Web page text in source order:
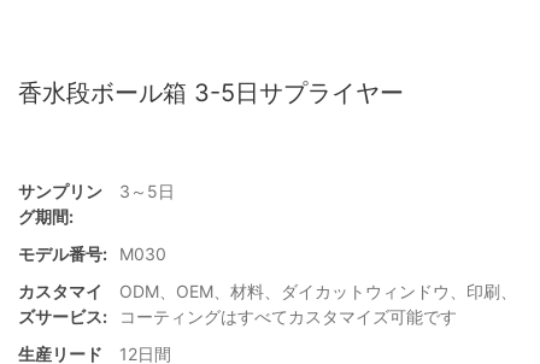
香水段ボール箱 3-5日サプライヤー
サンプリン
グ期間:
3～5日
モデル番号:
M030
カスタマイ
ズサービス:
ODM、OEM、材料、ダイカットウィンドウ、印刷、
コーティングはすべてカスタマイズ可能です
生産リード
12日間